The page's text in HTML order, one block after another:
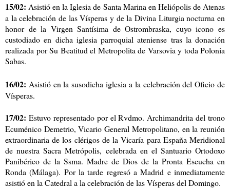
15/02:Asistió en la Iglesia de Santa Marina en Heliópolis de Atenas
a la celebración de las Vísperas y de la Divina Liturgia nocturna en
honor de la Virgen Santísima de Ostrombraska, cuyo icono es
custodiado en dicha iglesia parroquial ateniense tras la donación
realizada por Su Beatitud el Metropolita de Varsovia y toda Polonia
Sabas.
16/02: Asistió en la susodicha iglesia a la celebración del Oficio de
Vísperas.
17/02: Estuvo representado por el Rvdmo. Archimandrita del trono
Ecuménico Demetrio, Vicario General Metropolitano, en la reunión
extraordinaria de los clérigos de la Vicaría para España Meridional
de nuestra Sacra Metrópolis, celebrada en el Santuario Ortodoxo
Panibérico de la Ssma. Madre de Dios de la Pronta Escucha en
Ronda (Málaga). Por la tarde regresó a Madrid e inmediatamente
asistió en la Catedral a la celebración de las Vísperas del Domingo.